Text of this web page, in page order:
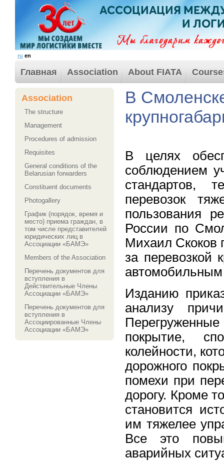
ru en
Главная Association About FIATA
Association
The structure
Management
Procedures of admission
Requisites
General conditions of the
Belarusian forwarders
Сonstituent documents
Photogallery
График (порядок, время и
место) приема граждан, в
том числе представителей
юридических лиц в
Ассоциации «БАМЭ»
Members of the Association
Перечень документов для
вступления в
Действительные Члены
Ассоциации «БАМЭ»
Перечень документов для
вступления в
Ассоциированные Члены
Ассоциации «БАМЭ»
В
В целях
соблюдением
стандартов,
перевозок
пользования
России по
Михаил Скоков
за перевозкой
автомобильным
Изданию
анализу
покрытие,
колейности,
дорожного
помехи при
дорогу. Кроме
становится
им тяжелее
Все это
аварийных